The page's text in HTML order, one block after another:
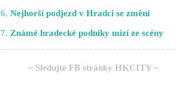
6. Nejhorší podjezd v Hradci se změní
7. Známé hradecké podniky mizí ze scény
~ Sledujte FB stránky HKCITY ~